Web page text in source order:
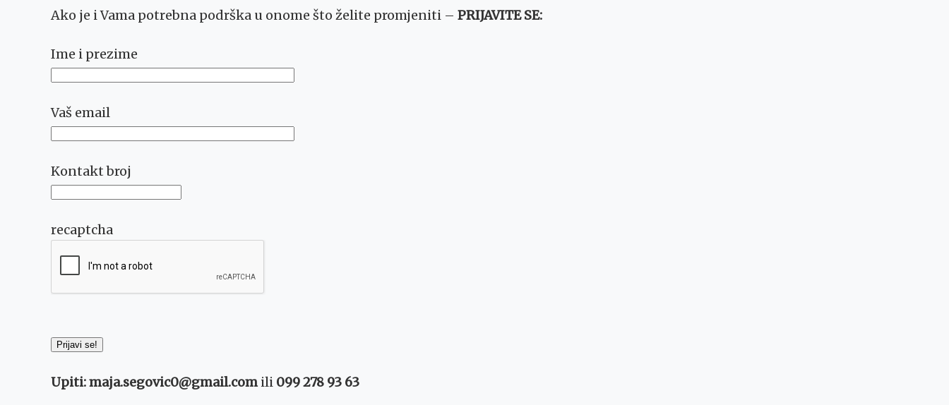
Ako je i Vama potrebna podrška u onome što želite promjeniti – PRIJAVITE SE:
Ime i prezime
Vaš email
Kontakt broj
recaptcha
Upiti: maja.segovic0@gmail.comili 099 278 93 63